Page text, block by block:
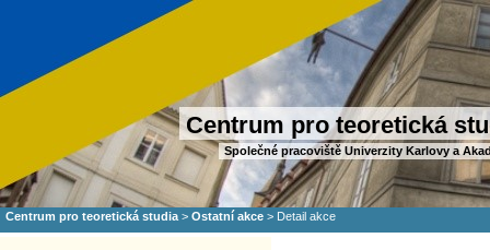
Centrum pro teoretická
Společné pracoviště Univerzity Karlovy a
Centrum pro teoretická studia > Ostatní akce > Detail akce